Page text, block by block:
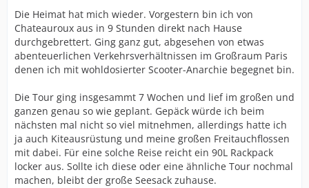
Die Heimat hat mich wieder. Vorgestern bin ich von
Chateauroux aus in 9 Stunden direkt nach Hause
durchgebrettert. Ging ganz gut, abgesehen von etwas
abenteuerlichen Verkehrsverhältnissen im Großraum Paris
denen ich mit wohldosierter Scooter-Anarchie begegnet bin.
Die Tour ging insgesammt 7 Wochen und lief im großen und
ganzen genau so wie geplant. Gepäck würde ich beim
nächsten mal nicht so viel mitnehmen, allerdings hatte ich
ja auch Kiteausrüstung und meine großen Freitauchflossen
mit dabei. Für eine solche Reise reicht ein 90L Rackpack
locker aus. Sollte ich diese oder eine ähnliche Tour nochmal
machen, bleibt der große Seesack zuhause.